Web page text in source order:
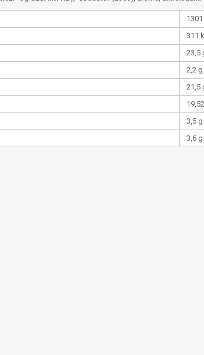
311
23,5
2,2 g
21,5
3,5 g
3,6 g